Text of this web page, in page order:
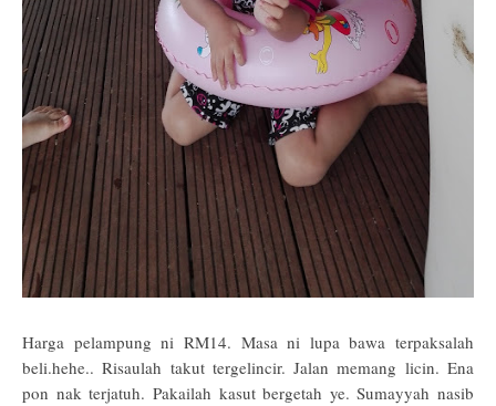
Harga pelampung ni RM14. Masa ni lupa bawa terpaksalah
beli.hehe.. Risaulah takut tergelincir. Jalan memang licin. Ena
pon nak terjatuh. Pakailah kasut bergetah ye. Sumayyah nasib